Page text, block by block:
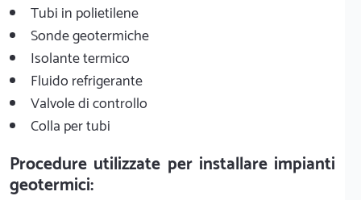
Tubi in polietilene
Sonde geotermiche
Isolante termico
Fluido refrigerante
Valvole di controllo
Colla per tubi
Procedure utilizzate per installare impianti
geotermici: